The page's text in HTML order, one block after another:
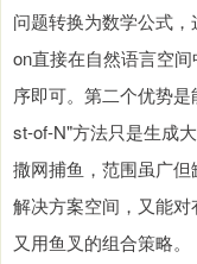
问题转换为数学公式
on直接在自然语言空
序即可。第二个优势
st-of-N"方法只是生成
撒网捕鱼，范围虽广
解决方案空间，又能
又用鱼叉的组合策略。